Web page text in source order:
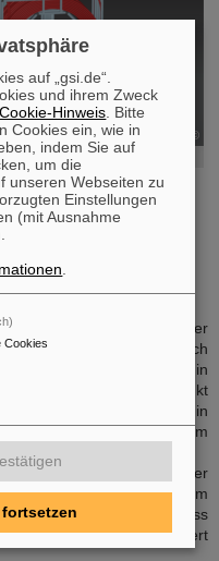
©
ist ein bipolarer Kicker, der
realisiert. Der Kick nach
bei dem der Strahl in
Speicherringe abgelenkt
nur in Fällen verwendet, in
werden muss, um
das Versagen einzelner
Um mit einem
zu können, muss
eines Kickers modifiziert
auf „gsi.de“.
und ihrem Zweck
Cookie-Hinweis . Bitte
Cookies ein, wie in
indem Sie auf
um die
unseren Webseiten zu
Einstellungen
(mit Ausnahme
Cookies